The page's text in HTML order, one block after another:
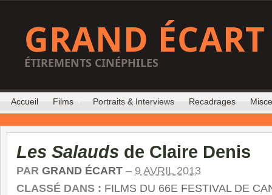
GRAND ÉCART
ÉTIREMENTS CINÉPHILES
Accueil Films Portraits & Interviews Recadrages
Les Salauds de Claire Denis
PAR GRAND ÉCART – 9 AVRIL 2013
CLASSÉ DANS : FILMS DU 66E FESTIVAL DE